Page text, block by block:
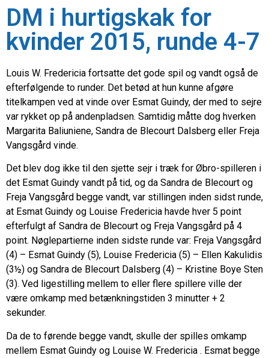
DM i hurtigskak for
kvinder 2015, runde 4-7
Louis W. Fredericia fortsatte det gode spil og vandt også de
efterfølgende to runder. Det betød at hun kunne afgøre
titelkampen ved at vinde over Esmat Guindy, der med to sejre
var rykket op på andenpladsen. Samtidig måtte dog hverken
Margarita Baliuniene, Sandra de Blecourt Dalsberg eller Freja
Vangsgård vinde.
Det blev dog ikke til den sjette sejr i træk for Øbro-spilleren i
det Esmat Guindy vandt på tid, og da Sandra de Blecourt og
Freja Vangsgård begge vandt, var stillingen inden sidst runde,
at Esmat Guindy og Louise Fredericia havde hver 5 point
efterfulgt af Sandra de Blecourt og Freja Vangsgård på 4
point. Nøglepartierne inden sidste runde var: Freja Vangsgård
(4) – Esmat Guindy (5), Louise Fredericia (5) – Ellen Kakulidis
(3½) og Sandra de Blecourt Dalsberg (4) – Kristine Boye Sten
(3). Ved ligestilling mellem to eller flere spillere ville der
være omkamp med betænkningstiden 3 minutter + 2
sekunder.
Da de to førende begge vandt, skulle der spilles omkamp
mellem Esmat Guindy og Louise W. Fredericia . Esmat begge